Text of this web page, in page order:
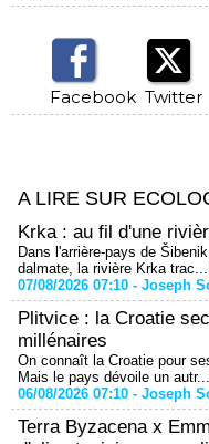
Facebook Twitter
A LIRE SUR
Krka : au fil d'une
Dans l'arrière-pays de
dalmate, la rivière Krka trac...
07/08/2026 07:10 - Joseph
Plitvice : la Croatie
millénaires
On connaît la Croatie pour
Mais le pays dévoile un autr...
06/08/2026 07:10 - Joseph
Terra Byzacena x